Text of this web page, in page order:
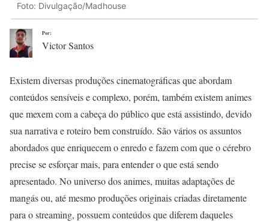
Foto: Divulgação/Madhouse
Por:
Victor Santos
Existem diversas produções cinematográficas que abordam
conteúdos sensíveis e complexo, porém, também existem animes
que mexem com a cabeça do público que está assistindo, devido
sua narrativa e roteiro bem construído. São vários os assuntos
abordados que enriquecem o enredo e fazem com que o cérebro
precise se esforçar mais, para entender o que está sendo
apresentado. No universo dos animes, muitas adaptações de
mangás ou, até mesmo produções originais criadas diretamente
para o streaming, possuem conteúdos que diferem daqueles